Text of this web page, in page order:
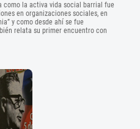
como la activa vida social barrial fue
en organizaciones sociales, en
y como desde ahí se fue
relata su primer encuentro con